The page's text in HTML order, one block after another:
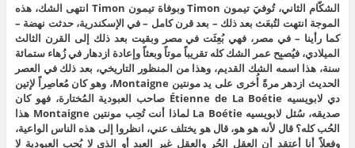
الشكّام الثاني، تُوفيَ تيمون Timon وبوفاة تيمون Timon انتهى الشك، هذه
الموجة انتهت لتُبعَث بعد ذلك – بعد قرن كامل – في الإسكندرية، حدثت نهضة –
كما رأينا – في مصر، فهي بُعِثَت في مصر وبقيت بعد ذلك إلى القرن الثالث
الميلادي، فيُصبِح عمر الشك كله تقريباً موتاً وبعثاً وإعادة ازدهار في زُهاء ستمائة
سنة، هذا اسمه الشك القديم، وهذا من المنظور التاريخي، بعد ذلك في العصر
الحديث ازدهر مرةً أُخرى على يد مونتين Montaigne، وهو كان مُعاصِراً لإتين
دي لابويسيه Étienne de La Boétie صاحب العبودية المُختارة، فهو كان
صديقه، سُئل لابويسيه La Boétie لماذا أنت تُحِب مونتين Montaigne هذا
الحُب كله؟ قال لأنه هو هو، قال هو يختلف عني، انظروا إلى هذه الناس الواعية،
وفعلاً أنا أعتقد أن العقل الحُر والعقل غير العبد أو الذي لا يُحِب العبودية لا